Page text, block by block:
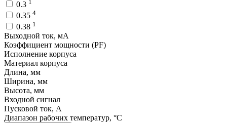
0.3
0.35 4
0.38 1
Выходной ток, мA
Коэффициент мощности (PF)
Исполнение корпуса
Материал корпуса
Длина, мм
Ширина, мм
Высота, мм
Входной сигнал
Пусковой ток, A
Диапазон рабочих температур, °C